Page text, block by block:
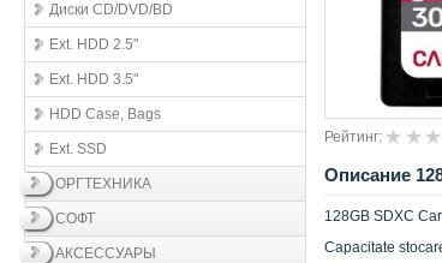
Диски CD/DVD/BD
Ext. HDD 2.5"
Ext. HDD 3.5"
HDD Case, Bags
Ext. SSD
ОРГТЕХНИКА
СОФТ
АКСЕССУАРЫ
Рейтинг:
Описание
128GB SDXC
Capacitate